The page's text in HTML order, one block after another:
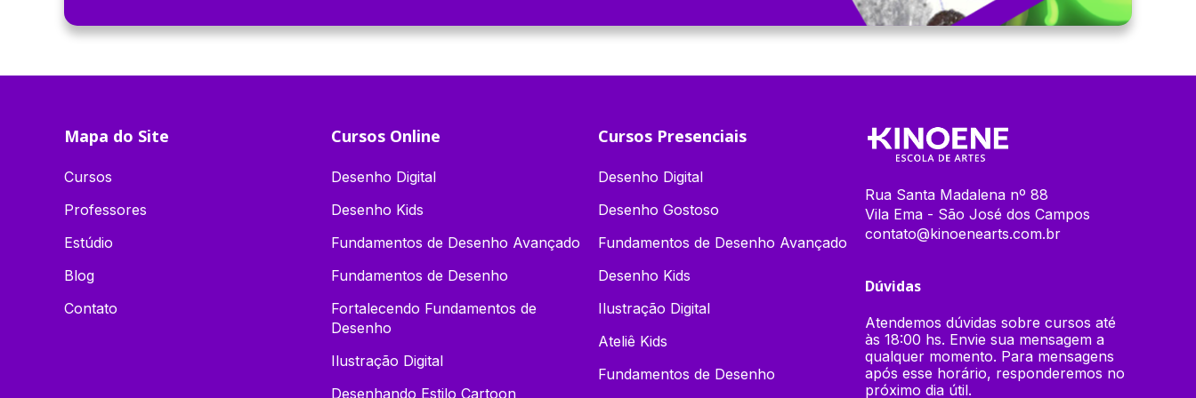
Mapa do Site
Cursos
Professores
Estúdio
Blog
Contato
Cursos Online
Desenho Digital
Desenho Kids
Fundamentos de Desenho Avançado
Fundamentos de Desenho
Fortalecendo Fundamentos de
Desenho
Ilustração Digital
Desenhando Estilo Cartoon
Cursos Presenciais
Desenho Digital
Desenho Gostoso
Fundamentos de Desenho Avançado
Desenho Kids
Ilustração Digital
Ateliê Kids
Fundamentos de Desenho
Rua Santa Madalena nº 88
Vila Ema - São José dos Campos
contato@kinoenearts.com.br
Dúvidas
Atendemos dúvidas sobre cursos até
às 18:00 hs. Envie sua mensagem a
qualquer momento. Para mensagens
após esse horário, responderemos no
próximo dia útil.